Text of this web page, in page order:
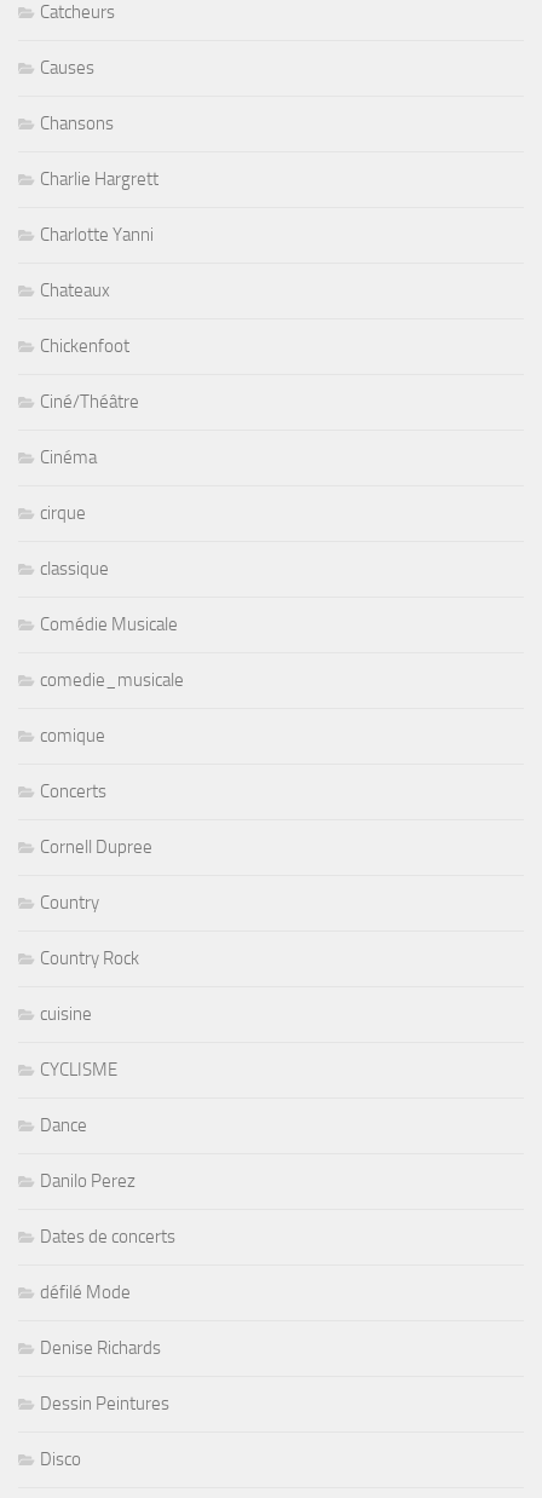
Catcheurs
Causes
Chansons
Charlie Hargrett
Charlotte Yanni
Chateaux
Chickenfoot
Ciné/Théâtre
Cinéma
cirque
classique
Comédie Musicale
comedie_musicale
comique
Concerts
Cornell Dupree
Country
Country Rock
cuisine
CYCLISME
Dance
Danilo Perez
Dates de concerts
défilé Mode
Denise Richards
Dessin Peintures
Disco